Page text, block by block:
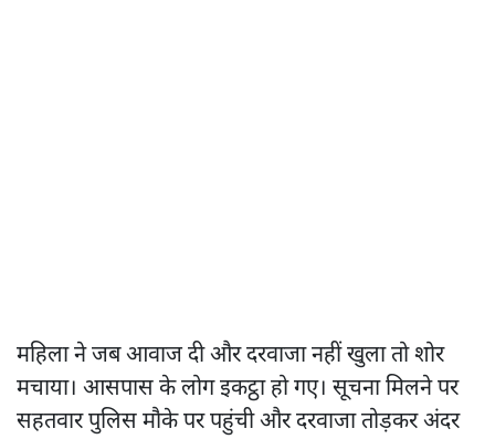
महिला ने जब आवाज दी और दरवाजा नहीं खुला तो शोर
मचाया। आसपास के लोग इकट्ठा हो गए। सूचना मिलने पर
सहतवार पुलिस मौके पर पहुंची और दरवाजा तोड़कर अंदर